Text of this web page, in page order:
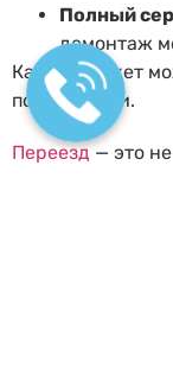
Полный
демонтаж
Каждый пакет
потребности.
Переезд— это не